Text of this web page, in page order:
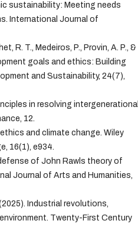
sustainability: Meeting needs
International Journal of
R. T., Medeiros, P., Provin, A. P., &
goals and ethics: Building
and Sustainability, 24(7),
in resolving intergenerational
12.
and climate change. Wiley
16(1), e934.
defense of John Rawls theory of
Journal of Arts and Humanities,
(2025). Industrial revolutions,
Twenty-First Century